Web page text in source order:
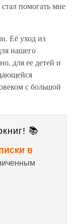
помогать мне
Её уход из
нашего
для ее детей и
с большой
📚
в